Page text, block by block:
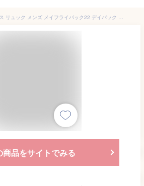
ザ・ノース・フェイス リュック メンズ メイフライパック22 デイパック 軽量 サブバッグ ポケッタブル レディース バック 22L バックパック アウトドア BAG 折り畳み NM62376 ブラック 黒 ソーラーブルー ミスティーセージ 鞄 evid 最強翌日配送 メール便送料無料
商品をサイトでみる